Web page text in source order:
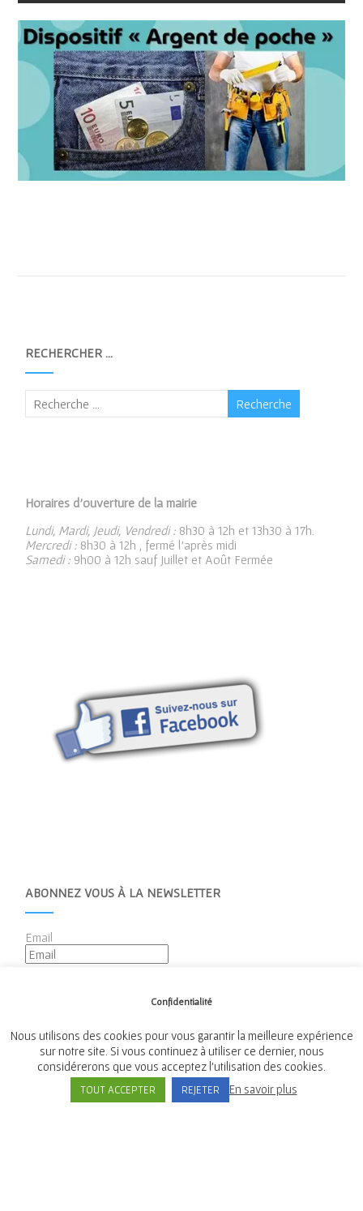
RECHERCHER …
Horaires d’ouverture de la mairie
Lundi, Mardi, Jeudi, Vendredi : 8h30 à 12h et 13h30 à 17h.
Mercredi : 8h30 à 12h , fermé l’après midi
Samedi : 9h00 à 12h sauf Juillet et Août Fermée
ABONNEZ VOUS À LA NEWSLETTER
Email
Mairie de Tréméven
Place de l'Église, 29300 Tréméven
Confidentialité
Nous utilisons des cookies pour vous garantir la meilleure expérience
sur notre site. Si vous continuez à utiliser ce dernier, nous
considérerons que vous acceptez l'utilisation des cookies.
TOUT ACCEPTER REJETER En savoir plus